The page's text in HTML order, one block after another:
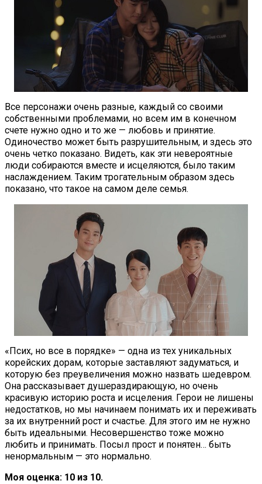
Все персонажи очень разные, каждый со своими
собственными проблемами, но всем им в конечном
счете нужно одно и то же — любовь и принятие.
Одиночество может быть разрушительным, и здесь это
очень четко показано. Видеть, как эти невероятные
люди собираются вместе и исцеляются, было таким
наслаждением. Таким трогательным образом здесь
показано, что такое на самом деле семья.
«Псих, но все в порядке» — одна из тех уникальных
корейских дорам, которые заставляют задуматься, и
которую без преувеличения можно назвать шедевром.
Она рассказывает душераздирающую, но очень
красивую историю роста и исцеления. Герои не лишены
недостатков, но мы начинаем понимать их и переживать
за их внутренний рост и счастье. Для этого им не нужно
быть идеальными. Несовершенство тоже можно
любить и принимать. Посыл прост и понятен… быть
ненормальным — это нормально.
Моя оценка: 10 из 10.